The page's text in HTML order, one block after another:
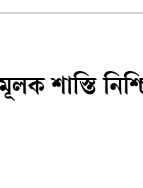
শাস্তি